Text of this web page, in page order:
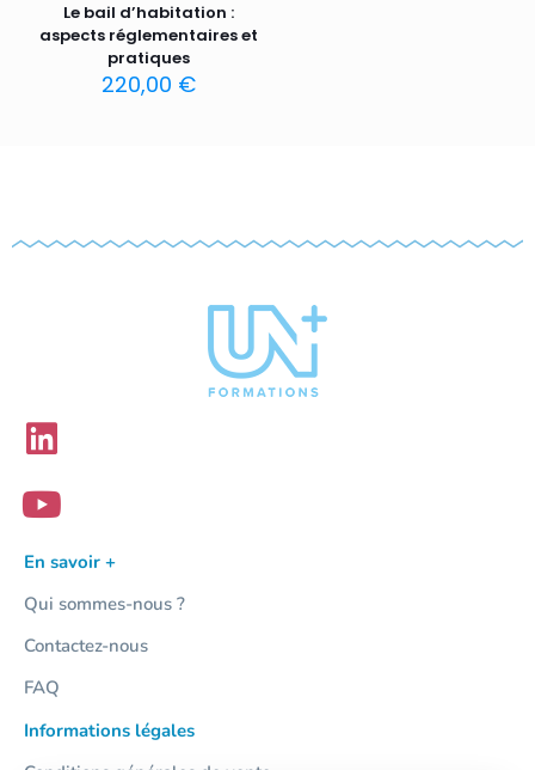
Le bail d’habitation :
aspects réglementaires et
pratiques
220,00 €
En savoir +
Qui sommes-nous ?
Contactez-nous
FAQ
Informations légales